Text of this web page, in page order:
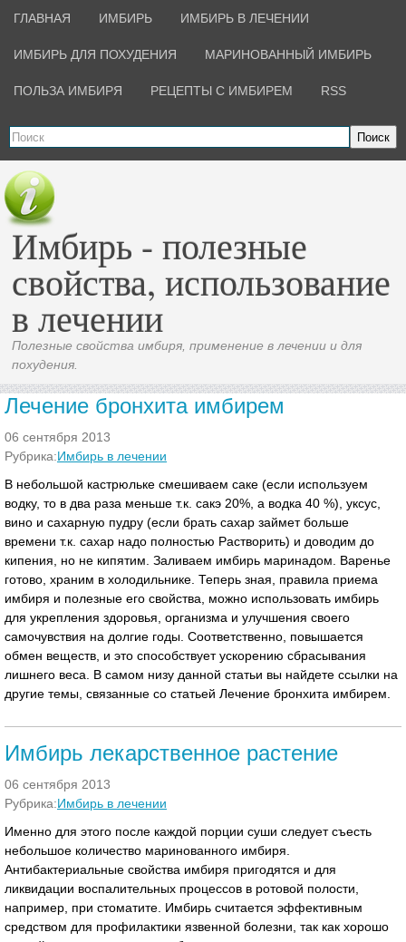
ГЛАВНАЯ ИМБИРЬ ИМБИРЬ В ЛЕЧЕНИИ
ИМБИРЬ ДЛЯ ПОХУДЕНИЯ МАРИНОВАННЫЙ ИМБИРЬ
ПОЛЬЗА ИМБИРЯ РЕЦЕПТЫ С ИМБИРЕМ RSS
Поиск
Имбирь - полезные
свойства, использование
в лечении
Полезные свойства имбиря, применение в лечении и для
похудения.
Лечение бронхита имбирем
06 сентября 2013
Рубрика:Имбирь в лечении
В небольшой кастрюльке смешиваем саке (если используем
водку, то в два раза меньше т.к. сакэ 20%, а водка 40 %), уксус,
вино и сахарную пудру (если брать сахар займет больше
времени т.к. сахар надо полностью Растворить) и доводим до
кипения, но не кипятим. Заливаем имбирь маринадом. Варенье
готово, храним в холодильнике. Теперь зная, правила приема
имбиря и полезные его свойства, можно использовать имбирь
для укрепления здоровья, организма и улучшения своего
самочувствия на долгие годы. Соответственно, повышается
обмен веществ, и это способствует ускорению сбрасывания
лишнего веса. В самом низу данной статьи вы найдете ссылки на
другие темы, связанные со статьей Лечение бронхита имбирем.
Имбирь лекарственное растение
06 сентября 2013
Рубрика:Имбирь в лечении
Именно для этого после каждой порции суши следует съесть
небольшое количество маринованного имбиря.
Антибактериальные свойства имбиря пригодятся и для
ликвидации воспалительных процессов в ротовой полости,
например, при стоматите. Имбирь считается эффективным
средством для профилактики язвенной болезни, так как хорошо